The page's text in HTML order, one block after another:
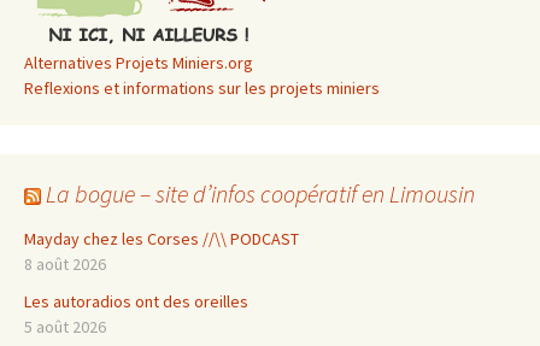
Alternatives Projets Miniers.org
Reflexions et informations sur les projets miniers
La bogue – site d’infos coopératif en Limousin
Mayday chez les Corses //\\ PODCAST
8 août 2026
Les autoradios ont des oreilles
5 août 2026